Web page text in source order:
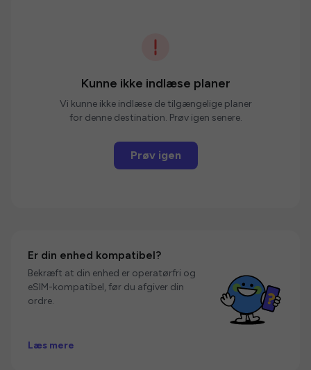
Kunne ikke indlæse planer
Vi kunne ikke indlæse de tilgængelige planer
for denne destination. Prøv igen senere.
Prøv igen
Er din enhed kompatibel?
Bekræft at din enhed er operatørfri og
eSIM-kompatibel, før du afgiver din
ordre.
Læs mere